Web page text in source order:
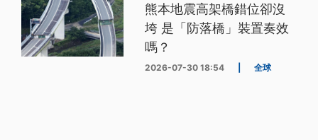
熊本地震高架橋錯位卻沒
垮 是「防落橋」裝置奏效
嗎？
2026-07-30 18:54 全球